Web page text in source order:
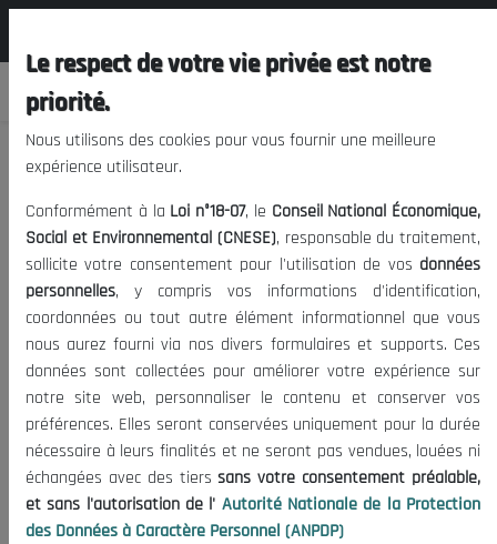
Date de publication: 26/01/2022 | Tags:
Opportunités d investissement en Algerie Visites: 1311
Convention et règlements du CIRDI
Convention de Singapour
Arbitrage, Conciliation et Médiation
Le respect de votre vie privée est notre
priorité.
Nous utilisons des cookies pour vous fournir une meilleure
expérience utilisateur.
Conformément à la Loi n°18-07, le Conseil National Économique,
Social et Environnemental (CNESE), responsable du traitement,
sollicite votre consentement pour l'utilisation de vos données
personnelles, y compris vos informations d'identification,
coordonnées ou tout autre élément informationnel que vous
nous aurez fourni via nos divers formulaires et supports. Ces
données sont collectées pour améliorer votre expérience sur
notre site web, personnaliser le contenu et conserver vos
préférences. Elles seront conservées uniquement pour la durée
nécessaire à leurs finalités et ne seront pas vendues, louées ni
échangées avec des tierssans votre consentement préalable,
et sans l'autorisation de l' Autorité Nationale de la Protection
des Données à Caractère Personnel (ANPDP)